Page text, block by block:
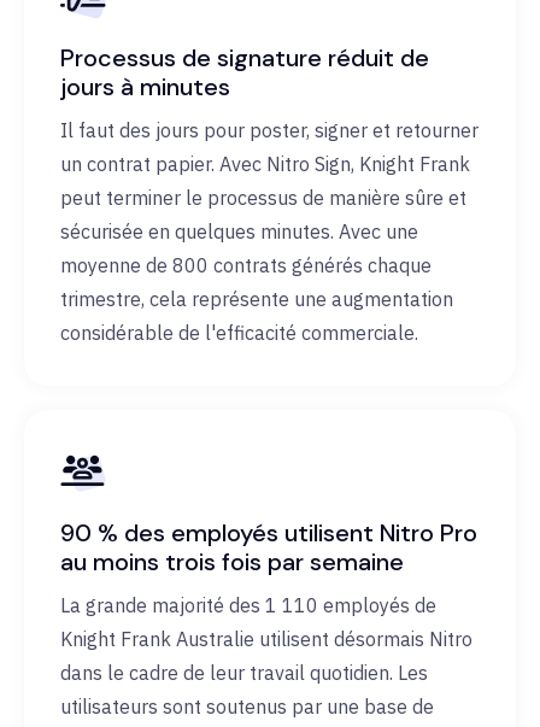
Processus de signature réduit de
jours à minutes
Il faut des jours pour poster, signer et retourner
un contrat papier. Avec Nitro Sign, Knight Frank
peut terminer le processus de manière sûre et
sécurisée en quelques minutes. Avec une
moyenne de 800 contrats générés chaque
trimestre, cela représente une augmentation
considérable de l'efficacité commerciale.
90 % des employés utilisent Nitro Pro
au moins trois fois par semaine
La grande majorité des 1 110 employés de
Knight Frank Australie utilisent désormais Nitro
dans le cadre de leur travail quotidien. Les
utilisateurs sont soutenus par une base de